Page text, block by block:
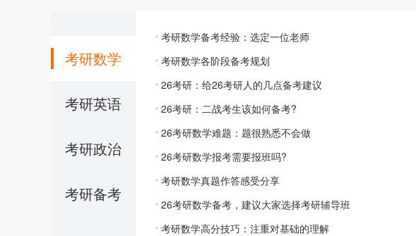
考研数学
考研英语
考研政治
考研备考
考研数学备考经验：选定一位老师
考研数学各阶段备考规划
26考研：给26考研人的几点备考建议
26考研：二战考生该如何备考?
26考研数学难题：题很熟悉不会做
26考研数学报考需要报班吗?
考研数学真题作答感受分享
26考研数学备考，建议大家选择考研辅导班
考研数学高分技巧：注重对基础的理解